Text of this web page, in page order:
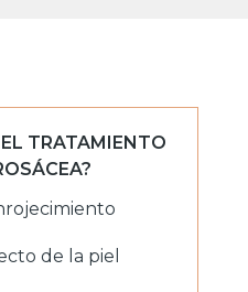
TRATAMIENTO
de la piel